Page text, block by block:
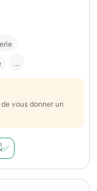
...
vous donner un